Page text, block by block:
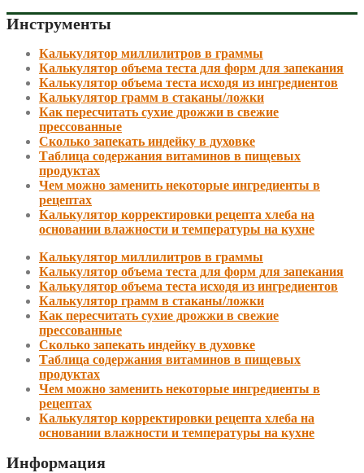
Инструменты
Калькулятор миллилитров в граммы
Калькулятор объема теста для форм для запекания
Калькулятор объема теста исходя из ингредиентов
Калькулятор грамм в стаканы/ложки
Как пересчитать сухие дрожжи в свежие
прессованные
Сколько запекать индейку в духовке
Таблица содержания витаминов в пищевых
продуктах
Чем можно заменить некоторые ингредиенты в
рецептах
Калькулятор корректировки рецепта хлеба на
основании влажности и температуры на кухне
Калькулятор миллилитров в граммы
Калькулятор объема теста для форм для запекания
Калькулятор объема теста исходя из ингредиентов
Калькулятор грамм в стаканы/ложки
Как пересчитать сухие дрожжи в свежие
прессованные
Сколько запекать индейку в духовке
Таблица содержания витаминов в пищевых
продуктах
Чем можно заменить некоторые ингредиенты в
рецептах
Калькулятор корректировки рецепта хлеба на
основании влажности и температуры на кухне
Информация